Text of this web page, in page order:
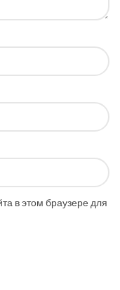
в этом браузере для